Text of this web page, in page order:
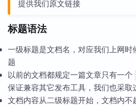
提供我们原文链接
标题语法
一级标题是文档名，对应我们上网
题
以前的文档都规定一篇文章只有一个
保证兼容其它发布工具，我们也采取
文档内容从二级标题开始，文档内不